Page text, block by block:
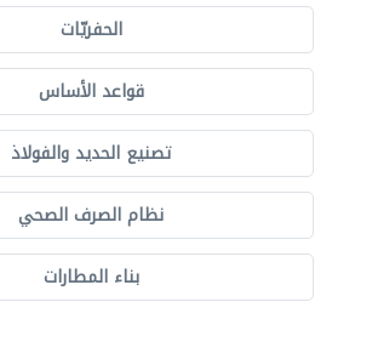
الحفريّات
قواعد الأساس
تصنيع الحديد والفولاذ
نظام الصرف الصحي
بناء المطارات